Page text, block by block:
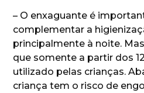
– O enxaguante é
complementar a
principalmente à noite.
que somente a partir dos
utilizado pelas crianças.
criança tem o risco de